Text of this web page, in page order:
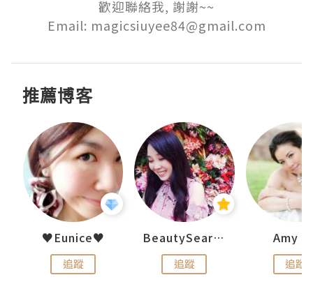
歡迎聯絡我, 謝謝~~
Email: magicsiuyee84@gmail.com
推薦博客
♥Eunice♥
追蹤
BeautySearch
追蹤
Amy
追蹤